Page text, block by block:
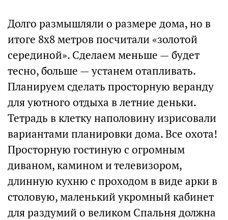
Долго размышляли о размере дома, но в
итоге 8х8 метров посчитали «золотой
серединой». Сделаем меньше — будет
тесно, больше — устанем отапливать.
Планируем сделать просторную веранду
для уютного отдыха в летние деньки.
Тетрадь в клетку наполовину изрисовали
вариантами планировки дома. Все охота!
Просторную гостиную с огромным
диваном, камином и телевизором,
длинную кухню с проходом в виде арки в
столовую, маленький укромный кабинет
для раздумий о великом Спальня должна